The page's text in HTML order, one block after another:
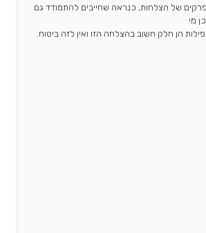
פרקים של הצלחות, כנראה שחייבים להתמודד גם
מי
הן חלק חשוב בהצלחה הזו ואין לזה ביטוח.